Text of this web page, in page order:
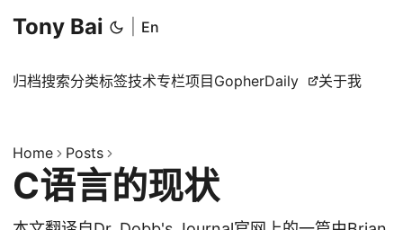
Tony Bai En
归档搜索分类标签技术专栏项目 GopherDaily 关于我
Home Posts
C语言的现状